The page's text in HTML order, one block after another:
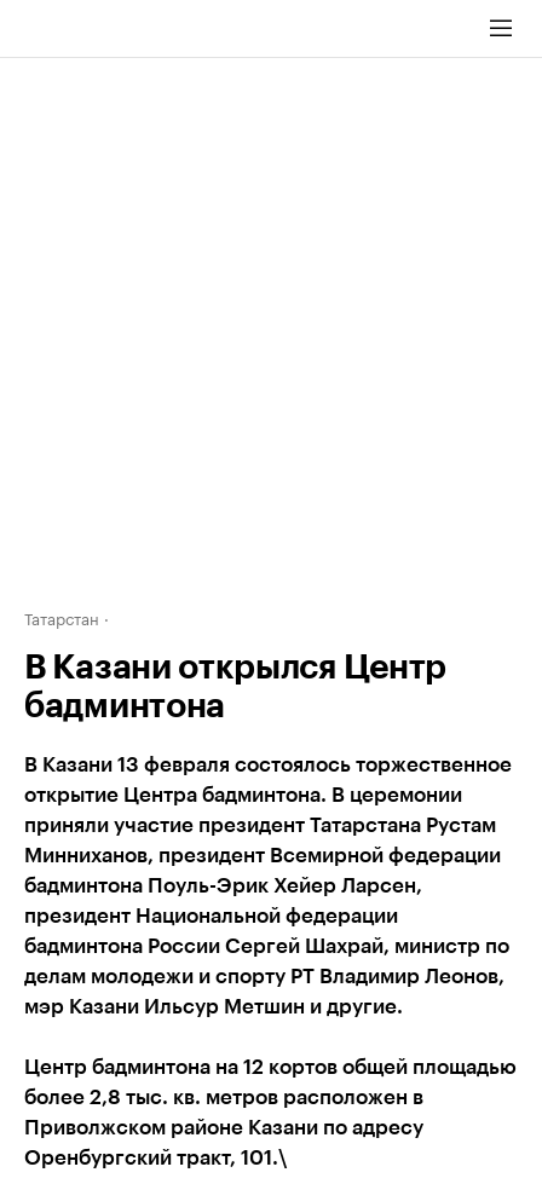
Татарстан
В Казани открылся Центр
бадминтона
В Казани 13 февраля состоялось торжественное
открытие Центра бадминтона. В церемонии
приняли участие президент Татарстана Рустам
Минниханов, президент Всемирной федерации
бадминтона Поуль-Эрик Хейер Ларсен,
президент Национальной федерации
бадминтона России Сергей Шахрай, министр по
делам молодежи и спорту РТ Владимир Леонов,
мэр Казани Ильсур Метшин и другие.
Центр бадминтона на 12 кортов общей площадью
более 2,8 тыс. кв. метров расположен в
Приволжском районе Казани по адресу
Оренбургский тракт, 101.\